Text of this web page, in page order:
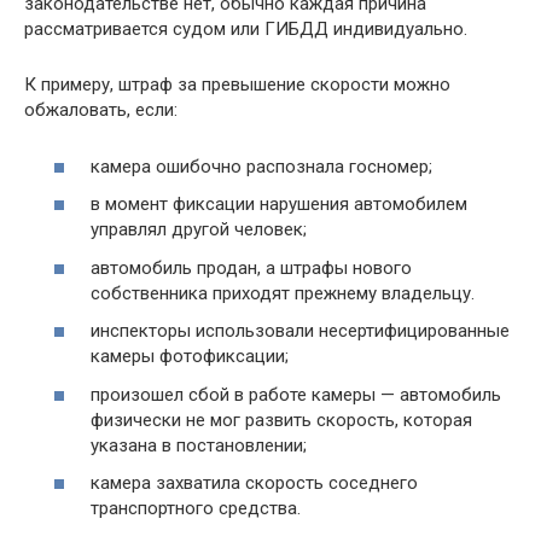
рассматривается судом или ГИБДД индивидуально.
К примеру, штраф за превышение скорости можно
обжаловать, если:
камера ошибочно распознала госномер;
в момент фиксации нарушения автомобилем
управлял другой человек;
автомобиль продан, а штрафы нового
собственника приходят прежнему владельцу.
инспекторы использовали несертифицированные
камеры фотофиксации;
произошел сбой в работе камеры — автомобиль
физически не мог развить скорость, которая
указана в постановлении;
камера захватила скорость соседнего
транспортного средства.